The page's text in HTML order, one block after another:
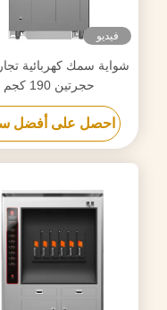
فيديو
شواية سمك كهربائية
حجرتين 190 كجم
احصل على أفضل